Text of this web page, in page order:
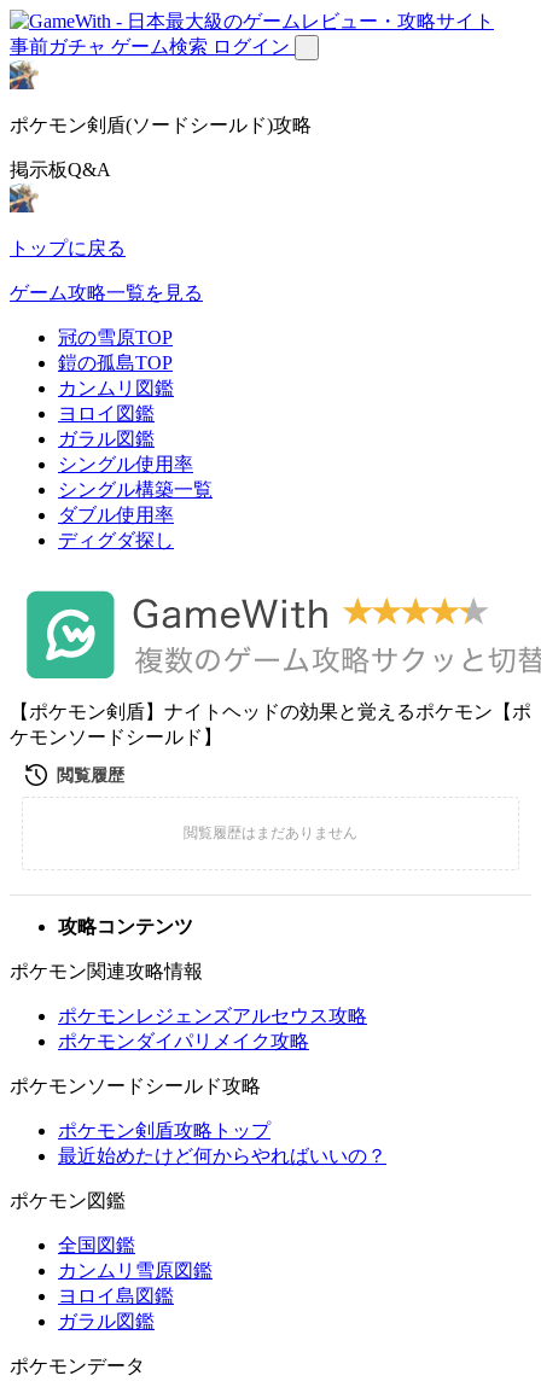
事前ガチャ ゲーム検索 ログイン
ポケモン剣盾(ソードシールド)攻略
掲示板Q&A
トップに戻る
ゲーム攻略一覧を見る
冠の雪原TOP
鎧の孤島TOP
カンムリ図鑑
ヨロイ図鑑
ガラル図鑑
シングル使用率
シングル構築一覧
ダブル使用率
ディグダ探し
【ポケモン剣盾】ナイトヘッドの効果と覚えるポケモン【ポ
ケモンソードシールド】
攻略コンテンツ
ポケモン関連攻略情報
ポケモンレジェンズアルセウス攻略
ポケモンダイパリメイク攻略
ポケモンソードシールド攻略
ポケモン剣盾攻略トップ
最近始めたけど何からやればいいの？
ポケモン図鑑
全国図鑑
カンムリ雪原図鑑
ヨロイ島図鑑
ガラル図鑑
ポケモンデータ